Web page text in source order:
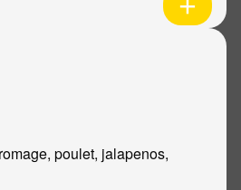
poulet, jalapenos,